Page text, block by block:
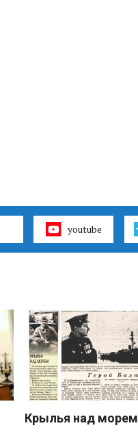
youtube
Крылья над морем